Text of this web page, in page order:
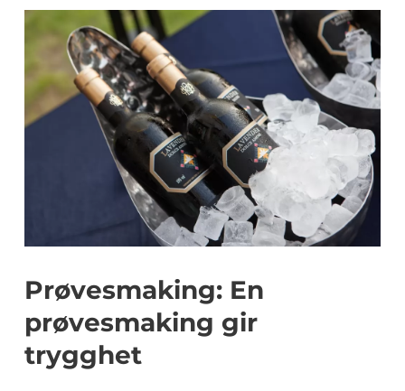
Prøvesmaking: En
prøvesmaking gir
trygghet